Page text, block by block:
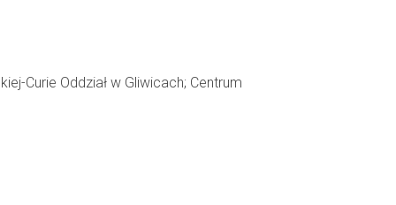
Curie Oddział w Gliwicach; Centrum